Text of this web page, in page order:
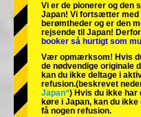
Tokyo Shibuya Annex
Tokyo Asakusa
Okinawa
Vi er de pionerer og den
Japan! Vi fortsætter med
berømtheder og er den
rejsende til Japan!
booker så hurtigt som
Vær opmærksom! Hvis
de nødvendige originale
kan du ikke deltage i
refusion.(beskrevet
Japan“) Hvis du ikke har
køre i Japan, kan du
få nogen refusion.